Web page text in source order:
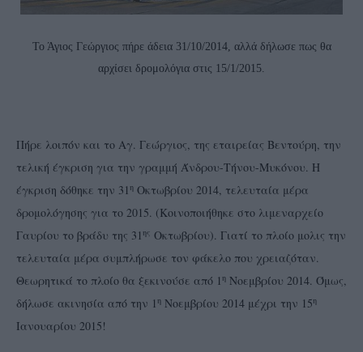
Το Άγιος Γεώργιος πήρε άδεια 31/10/2014, αλλά δήλωσε πως θα
αρχίσει δρομολόγια στις 15/1/2015.
Πήρε λοιπόν και το Αγ. Γεώργιος, της εταιρείας Βεντούρη, την
τελική έγκριση για την γραμμή Άνδρου-Τήνου-Μυκόνου. Η
έγκριση δόθηκε την 31 η Οκτωβρίου 2014, τελευταία μέρα
δρομολόγησης για το 2015. (Κοινοποιήθηκε στο λιμεναρχείο
Γαυρίου το βράδυ της 31 ης Οκτωβρίου). Γιατί το πλοίο μολις την
τελευταία μέρα συμπλήρωσε τον φάκελο που χρειαζόταν.
Θεωρητικά το πλοίο θα ξεκινούσε από 1 η Νοεμβρίου 2014. Όμως,
δήλωσε ακινησία από την 1 η Νοεμβρίου 2014 μέχρι την 15η
Ιανουαρίου 2015!